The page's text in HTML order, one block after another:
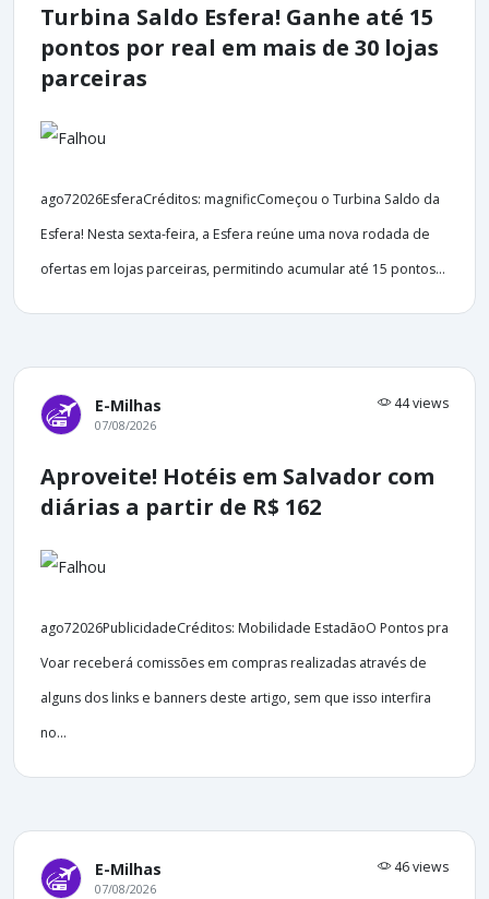
Turbina Saldo Esfera! Ganhe até 15
pontos por real em mais de 30 lojas
parceiras
ago72026EsferaCréditos: magnificComeçou o Turbina Saldo da
Esfera! Nesta sexta-feira, a Esfera reúne uma nova rodada de
ofertas em lojas parceiras, permitindo acumular até 15 pontos...
E-Milhas 44 views
07/08/2026
Aproveite! Hotéis em Salvador com
diárias a partir de R$ 162
ago72026PublicidadeCréditos: Mobilidade EstadãoO Pontos pra
Voar receberá comissões em compras realizadas através de
alguns dos links e banners deste artigo, sem que isso interfira
no...
E-Milhas 46 views
07/08/2026